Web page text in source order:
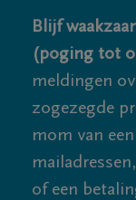
Blijf
(poging tot
meldingen
zogezegde
mom van
of een